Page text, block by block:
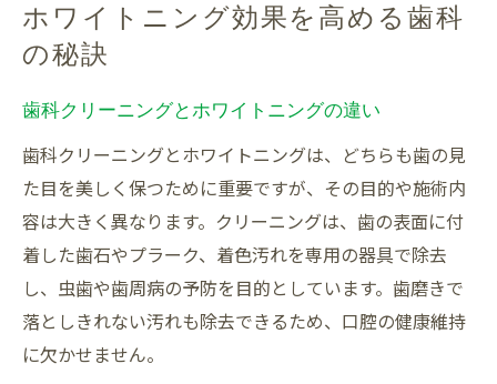
ホワイトニング効果を高める歯科
の秘訣
歯科クリーニングとホワイトニングの違い
歯科クリーニングとホワイトニングは、どちらも歯の見
た目を美しく保つために重要ですが、その目的や施術内
容は大きく異なります。クリーニングは、歯の表面に付
着した歯石やプラーク、着色汚れを専用の器具で除去
し、虫歯や歯周病の予防を目的としています。歯磨きで
落としきれない汚れも除去できるため、口腔の健康維持
に欠かせません。